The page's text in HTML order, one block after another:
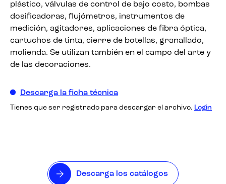
plástico, válvulas de control de bajo costo, bombas
dosificadoras, flujómetros, instrumentos de
medición, agitadores, aplicaciones de fibra óptica,
cartuchos de tinta, cierre de botellas, granallado,
molienda. Se utilizan también en el campo del arte y
de las decoraciones.
Descarga la ficha técnica
Tienes que ser registrado para descargar el archivo. Login
Descarga los catálogos